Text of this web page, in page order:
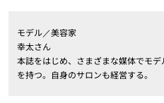
モデル／美容家
幸太さん
本誌をはじめ、さまざまな媒体でモ
を持つ。自身のサロンも経営する。